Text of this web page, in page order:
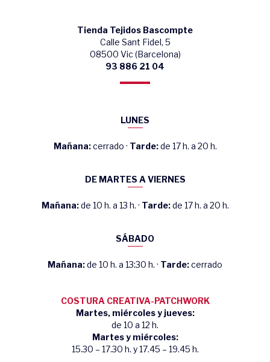
Tienda Tejidos Bascompte
Calle Sant Fidel, 5
08500 Vic (Barcelona)
93 886 21 04
LUNES
Mañana:cerrado · Tarde:de 17 h. a 20 h.
DE MARTES A VIERNES
Mañana:de 10 h. a 13 h. · Tarde:de 17 h. a 20 h.
SÁBADO
Mañana:de 10 h. a 13:30 h. · Tarde:cerrado
COSTURA CREATIVA-PATCHWORK
Martes, miércoles y jueves:
de 10 a 12 h.
Martes y miércoles:
15.30 – 17.30 h. y 17.45 – 19.45 h.